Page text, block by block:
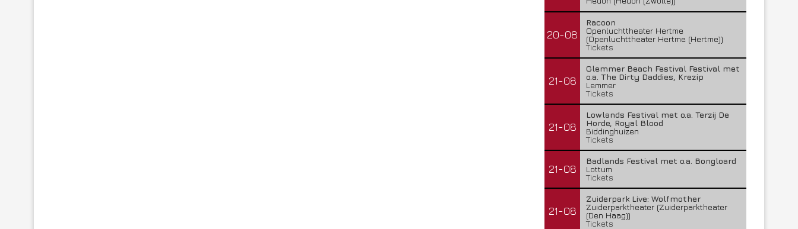
20-08
Racoon
Openluchttheater Hertme
(Openluchttheater Hertme (Hertme))
Tickets
21-08
Glemmer Beach Festival Festival met
o.a. The Dirty Daddies, Krezip
Lemmer
Tickets
21-08
Lowlands Festival met o.a. Terzij De
Horde, Royal Blood
Biddinghuizen
Tickets
21-08
Badlands Festival met o.a. Bongloard
Lottum
Tickets
21-08
Zuiderpark Live: Wolfmother
Zuiderparktheater (Zuiderparktheater
(Den Haag))
Tickets